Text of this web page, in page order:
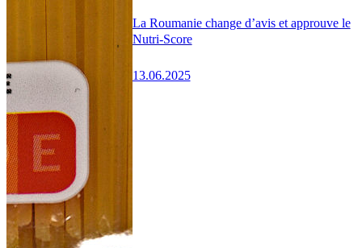
La Roumanie change d’avis et approuve le
Nutri-Score
13.06.2025